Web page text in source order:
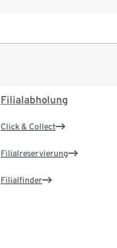
Filialabholung
Click & Collect
Filialreservierung
Filialfinder